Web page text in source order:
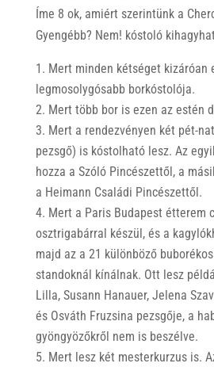
Íme 8 ok, amiért szerintünk a
Gyengébb? Nem! kóstoló
Mert minden kétséget kizáróan
legmosolygósabb borkóstolója.
Mert több bor is ezen az estén
Mert a rendezvényen két pét-
pezsgő) is kóstolható lesz. Az
hozza a Szóló Pincészettől, a
a Heimann Családi Pincészettől.
Mert a Paris Budapest étterem
osztrigabárral készül, és a
majd az a 21 különböző
standoknál kínálnak. Ott lesz
Lilla, Susann Hanauer, Jelena
és Osváth Fruzsina pezsgője, a
gyöngyözőkről nem is beszélve.
Mert lesz két mesterkurzus is.